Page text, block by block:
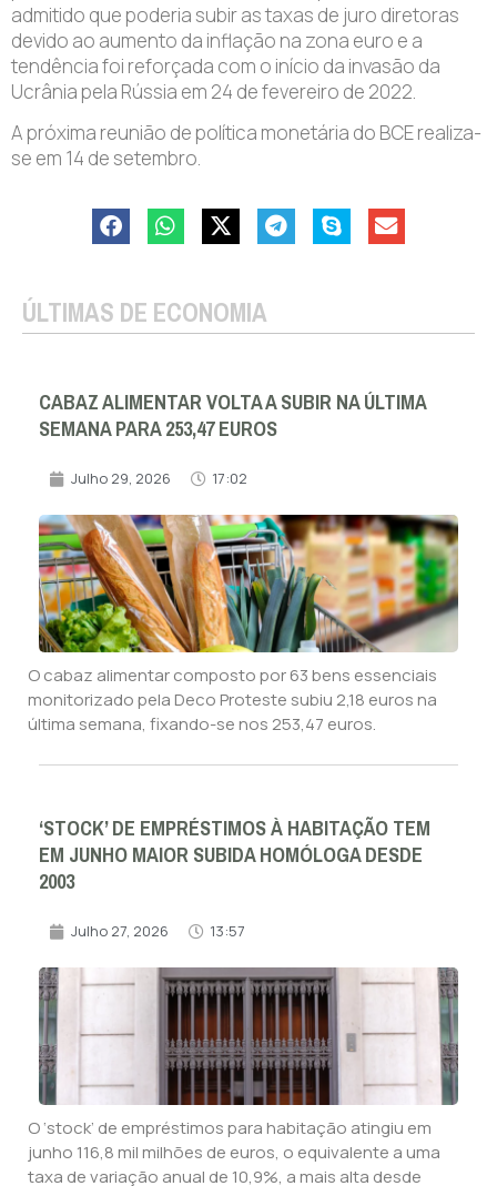
admitido que poderia subir as taxas de juro diretoras
devido ao aumento da inflação na zona euro e a
tendência foi reforçada com o início da invasão da
Ucrânia pela Rússia em 24 de fevereiro de 2022.
A próxima reunião de política monetária do BCE realiza-
se em 14 de setembro.
ÚLTIMAS DE ECONOMIA
CABAZ ALIMENTAR VOLTA A SUBIR NA ÚLTIMA
SEMANA PARA 253,47 EUROS
Julho 29, 2026 17:02
O cabaz alimentar composto por 63 bens essenciais
monitorizado pela Deco Proteste subiu 2,18 euros na
última semana, fixando-se nos 253,47 euros.
‘STOCK’ DE EMPRÉSTIMOS À HABITAÇÃO TEM
EM JUNHO MAIOR SUBIDA HOMÓLOGA DESDE
2003
Julho 27, 2026 13:57
O ‘stock’ de empréstimos para habitação atingiu em
junho 116,8 mil milhões de euros, o equivalente a uma
taxa de variação anual de 10,9%, a mais alta desde